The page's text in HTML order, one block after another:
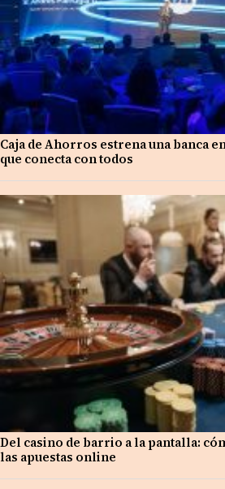
Caja de Ahorros estrena una banca
que conecta con todos
Del casino de barrio a la pantalla:
las apuestas online